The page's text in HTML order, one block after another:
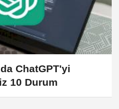
ChatGPT'yi
10 Durum